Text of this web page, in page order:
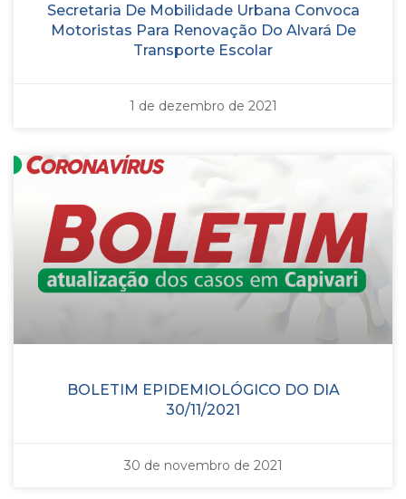
Secretaria De Mobilidade Urbana Convoca
Motoristas Para Renovação Do Alvará De
Transporte Escolar
1 de dezembro de 2021
BOLETIM EPIDEMIOLÓGICO DO DIA
30/11/2021
30 de novembro de 2021